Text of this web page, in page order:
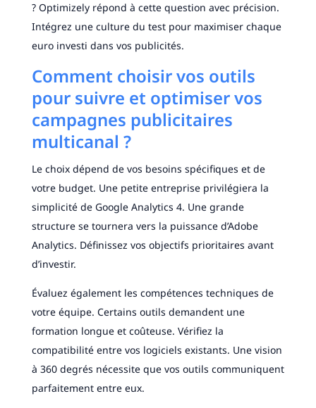
? Optimizely répond à cette question avec précision.
Intégrez une culture du test pour maximiser chaque
euro investi dans vos publicités.
Comment choisir vos outils
pour suivre et optimiser vos
campagnes publicitaires
multicanal ?
Le choix dépend de vos besoins spécifiques et de
votre budget. Une petite entreprise privilégiera la
simplicité de Google Analytics 4. Une grande
structure se tournera vers la puissance d’Adobe
Analytics. Définissez vos objectifs prioritaires avant
d’investir.
Évaluez également les compétences techniques de
votre équipe. Certains outils demandent une
formation longue et coûteuse. Vérifiez la
compatibilité entre vos logiciels existants. Une vision
à 360 degrés nécessite que vos outils communiquent
parfaitement entre eux.